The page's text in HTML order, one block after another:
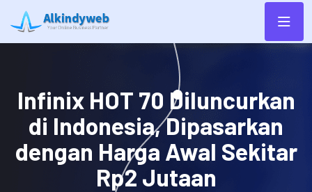
Infinix HOT 70 Diluncurkan
di Indonesia, Dipasarkan
dengan Harga Awal Sekitar
Rp2 Jutaan